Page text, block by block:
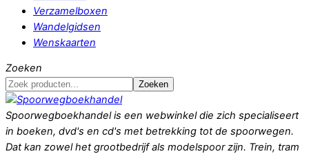
Verzamelboxen
Wandelgidsen
Wenskaarten
Zoeken
Zoeken
Spoorwegboekhandel is een webwinkel die zich specialiseert
in boeken, dvd's en cd's met betrekking tot de spoorwegen.
Dat kan zowel het grootbedrijf als modelspoor zijn. Trein, tram